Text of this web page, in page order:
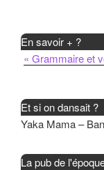
En savoir + ?
« Grammaire et
Et si on dansait ?
Yaka Mama –
La pub de